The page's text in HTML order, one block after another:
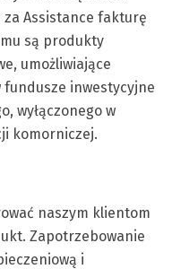
Assistance fakturę
są produkty
umożliwiające
inwestycyjne
wyłączonego w
komorniczej.
naszym klientom
Zapotrzebowanie
i